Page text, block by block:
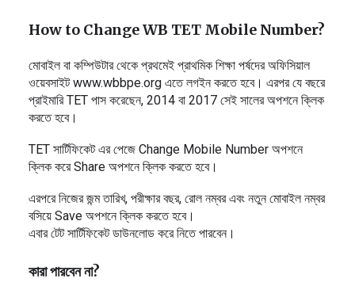
How to Change WB TET Mobile Number?
মোবাইল বা কম্পিউটার থেকে প্রথমেই প্রাথমিক শিক্ষা পর্ষদের অফিসিয়াল
ওয়েবসাইট www.wbbpe.org এতে লগইন করতে হবে। এরপর যে বছরে
প্রাইমারি TET পাস করেছেন, 2014 বা 2017 সেই সালের অপশনে ক্লিক
করতে হবে।
TET সার্টিফিকেট এর পেজে Change Mobile Number অপশনে
ক্লিক করে Share অপশনে ক্লিক করতে হবে।
এরপরে নিজের জন্ম তারিখ, পরীক্ষার বছর, রোল নম্বর এবং নতুন মোবাইল নম্বর
বসিয়ে Save অপশনে ক্লিক করতে হবে।
এবার টেট সার্টিফিকেট ডাউনলোড করে নিতে পারবেন।
কারা পারবেন না?